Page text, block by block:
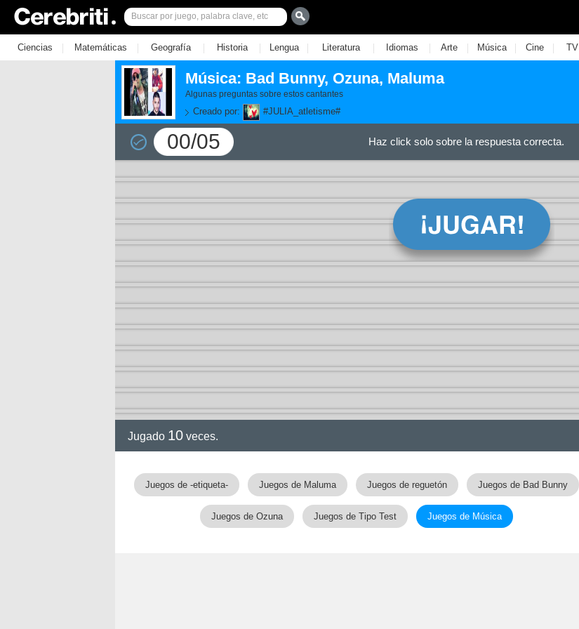
Ciencias | Matemáticas | Geografía | Historia | Lengua | Literatura | Idiomas | Arte | Música | Cine | TV
Música: Bad Bunny, Ozuna, Maluma
Algunas preguntas sobre estos cantantes
Creado por: #JULIA_atletisme#
00/05 Haz click solo sobre la respuesta correcta.
Jugado 10 veces.
Juegos de -etiqueta- Juegos de Maluma Juegos de reguetón Juegos de Bad Bunny
Juegos de Ozuna Juegos de Tipo Test Juegos de Música